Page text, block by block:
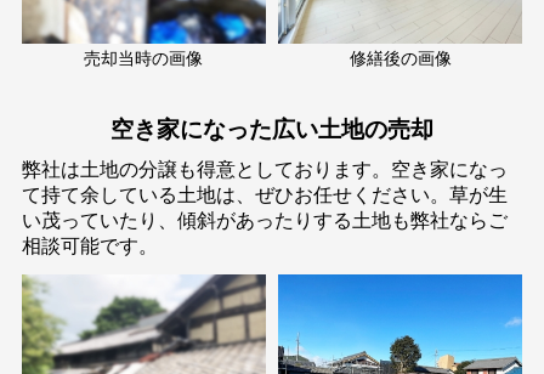
売却当時の画像 修繕後の画像
空き家になった広い土地の売却
弊社は土地の分譲も得意としております。空き家になっ
て持て余している土地は、ぜひお任せください。草が生
い茂っていたり、傾斜があったりする土地も弊社ならご
相談可能です。